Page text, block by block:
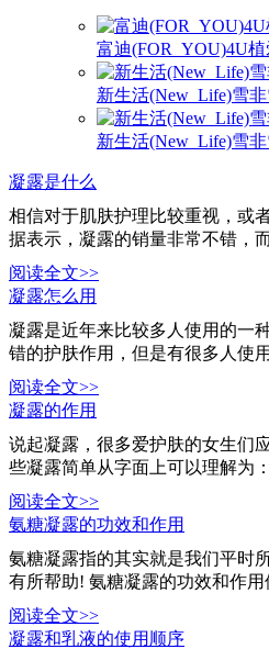
富迪(FOR_YOU)4U
新生活(New_Life)雪
新生活(New_Life)雪
凝露是什么
相信对于肌肤护理比较重视，或
据表示，凝露的销量非常不错，
阅读全文>>
凝露怎么用
凝露是近年来比较多人使用的一
错的护肤作用，但是有很多人使
阅读全文>>
凝露的作用
说起凝露，很多爱护肤的女生们
些凝露简单从字面上可以理解为
阅读全文>>
氨糖凝露的功效和作用
氨糖凝露指的其实就是我们平时
有所帮助! 氨糖凝露的功效和作
阅读全文>>
凝露和乳液的使用顺序